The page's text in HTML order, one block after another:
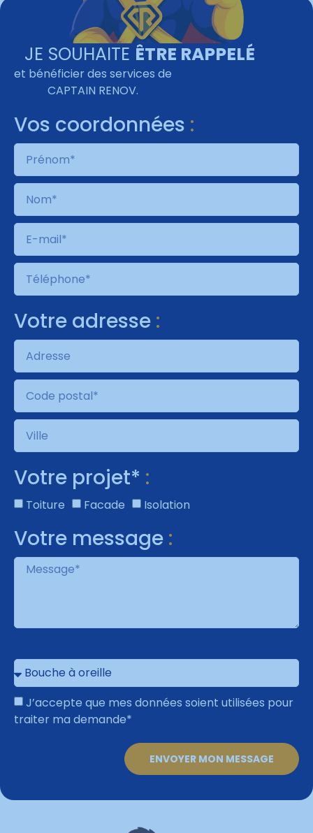
JE SOUHAITE ÊTRE RAPPELÉ
et bénéficier des services de
CAPTAIN RENOV.
Vos coordonnées :
Votre adresse :
Votre projet* :
Toiture Facade Isolation
Votre message :
J’accepte que mes données soient utilisées pour
traiter ma demande*
ENVOYER MON MESSAGE
* Mentions obligatoires